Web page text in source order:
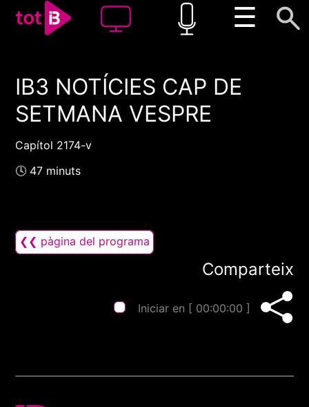
☰
00:00 00:00
1x
IB3 NOTÍCIES CAP DE
SETMANA VESPRE
Capítol 2174-v
🕓 47 minuts
❮❮ pàgina del programa
Comparteix
Iniciar en [ 00:00:00 ]